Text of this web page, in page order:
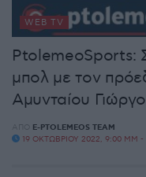
WEB TV
PtolemeoSports:
μπολ με τον
Αμυνταίου
ΑΠΌ E-PTOLEMEOS TEAM
19 ΟΚΤΩΒΡΊΟΥ 2022, 9:00 ΜΜ